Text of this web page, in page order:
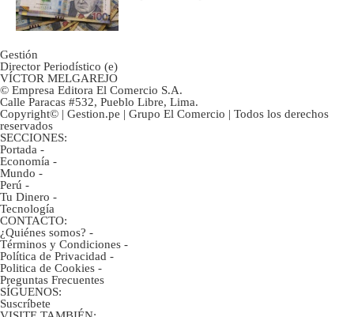
Gestión
Director Periodístico (e)
VÍCTOR MELGAREJO
© Empresa Editora El Comercio S.A.
Calle Paracas #532, Pueblo Libre, Lima.
Copyright© | Gestion.pe | Grupo El Comercio | Todos los derechos
reservados
SECCIONES:
Portada -
Economía -
Mundo -
Perú -
Tu Dinero -
Tecnología
CONTACTO:
¿Quiénes somos? -
Términos y Condiciones -
Política de Privacidad -
Politica de Cookies -
Preguntas Frecuentes
SÍGUENOS:
Suscríbete